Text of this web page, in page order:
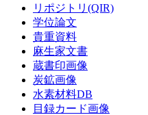
リポジトリ(QIR)
学位論文
貴重資料
麻生家文書
蔵書印画像
炭鉱画像
水素材料DB
目録カード画像